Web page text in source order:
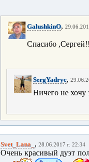
GalushkinO,
Спасибо
SergYadryc,
Ничего не хочу
Svet_Lana_ , 28.06.2017 г. 22:34
Очень красивый дуэт